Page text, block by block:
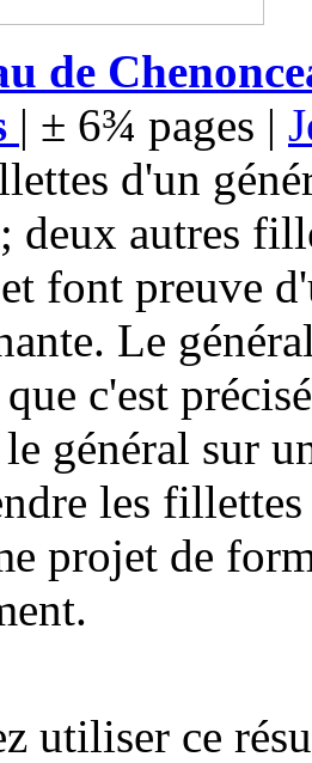
de
| ± 6¾ pages |
d'un
deux autres
font preuve
Le
c'est
général sur
les
projet de
utiliser ce